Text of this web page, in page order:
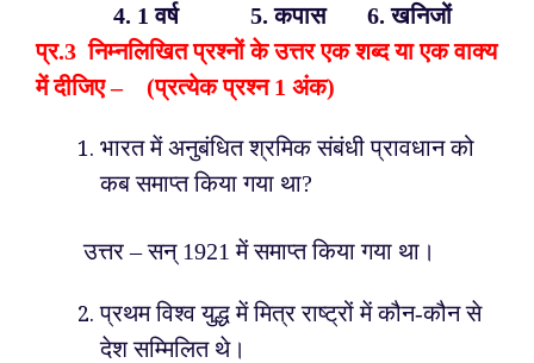
4. 1 वर्ष 5. कपास 6. खनिजों
प्र.3 निम्नलिखित प्रश्नों के उत्तर एक शब्द या एक वाक्य
में दीजिए – (प्रत्येक प्रश्न 1 अंक)
भारत में अनुबंधित श्रमिक संबंधी प्रावधान को
कब समाप्त किया गया था?
उत्तर – सन् 1921 में समाप्त किया गया था।
प्रथम विश्व युद्ध में मित्र राष्ट्रों में कौन-कौन से
देश सम्मिलित थे।